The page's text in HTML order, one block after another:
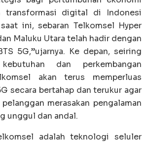
transformasi digital di Indonesi
ini, sebaran Telkomsel Hyper
Maluku Utara telah hadir dengan
5G,”ujarnya. Ke depan, seiring
dan perkembangan
akan terus memperluas
secara bertahap dan terukur agar
merasakan pengalaman
unggul dan andal.
adalah teknologi seluler